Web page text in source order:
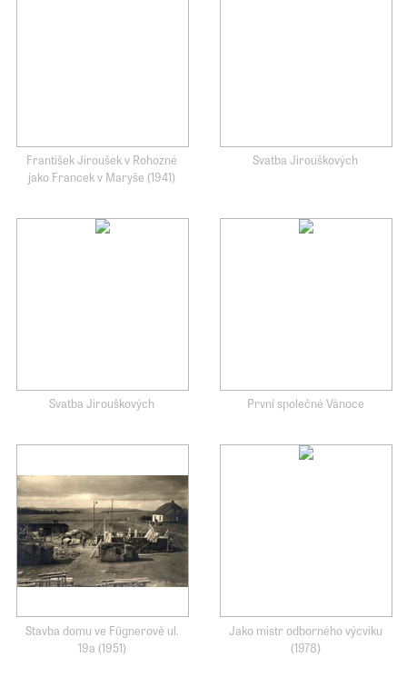
František Jiroušek v Rohozné
jako Francek v Maryše (1941)
Svatba Jirouškových
Svatba Jirouškových První společné Vánoce
Stavba domu ve Fügnerově ul.
19a (1951)
Jako mistr odborného výcviku
(1978)